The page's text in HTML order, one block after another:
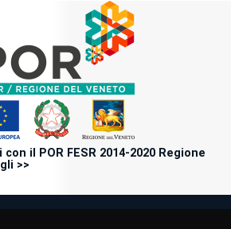
il POR FESR 2014-2020 Regione
>>